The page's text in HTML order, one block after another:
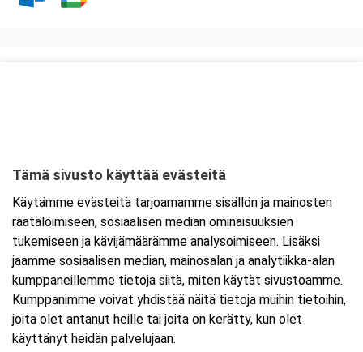
Tarkempi kartta ja ajo-ohjeet
Tämä sivusto käyttää evästeitä
Käytämme evästeitä tarjoamamme sisällön ja mainosten
räätälöimiseen, sosiaalisen median ominaisuuksien
tukemiseen ja kävijämäärämme analysoimiseen. Lisäksi
jaamme sosiaalisen median, mainosalan ja analytiikka-alan
kumppaneillemme tietoja siitä, miten käytät sivustoamme.
Kumppanimme voivat yhdistää näitä tietoja muihin tietoihin,
joita olet antanut heille tai joita on kerätty, kun olet
käyttänyt heidän palvelujaan.